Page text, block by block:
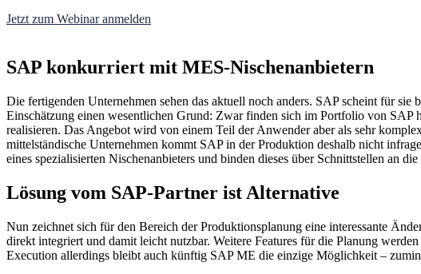
Jetzt zum Webinar anmelden
SAP konkurriert mit MES-Nischenanbietern
Die fertigenden Unternehmen sehen das aktuell noch anders. SAP scheint für
Einschätzung einen wesentlichen Grund: Zwar finden sich im Portfolio von
realisieren. Das Angebot wird von einem Teil der Anwender aber als sehr
mittelständische Unternehmen kommt SAP in der Produktion deshalb nicht
eines spezialisierten Nischenanbieters und binden dieses über Schnittstellen an
Lösung vom SAP-Partner ist Alternative
Nun zeichnet sich für den Bereich der Produktionsplanung eine interessante
direkt integriert und damit leicht nutzbar. Weitere Features für die Planung
Execution allerdings bleibt auch künftig SAP ME die einzige Möglichkeit –